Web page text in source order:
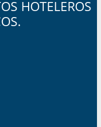
HOTELEROS